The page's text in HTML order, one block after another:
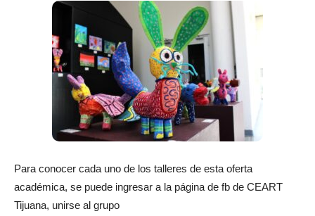
Para conocer cada uno de los talleres de esta oferta
académica, se puede ingresar a la página de fb de CEART
Tijuana, unirse al grupo